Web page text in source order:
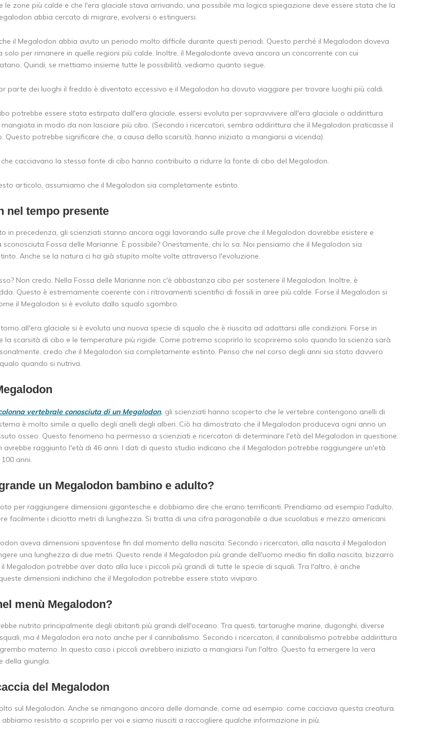
le zone più calde e che l'era glaciale stava arrivando, una possibile ma logica spiegazione deve essere stata che la
abbia cercato di migrare, evolversi o estinguersi.
il Megalodon abbia avuto un periodo molto difficile durante questi periodi. Questo perché il Megalodon doveva
solo per rimanere in quelle regioni più calde. Inoltre, il Megalodonte aveva ancora un concorrente con cui
Quindi, se mettiamo insieme tutte le possibilità, vediamo quanto segue.
parte dei luoghi il freddo è diventato eccessivo e il Megalodon ha dovuto viaggiare per trovare luoghi più caldi.
potrebbe essere stata estirpata dall'era glaciale, essersi evoluta per sopravvivere all'era glaciale o addirittura
in modo da non lasciare più cibo. (Secondo i ricercatori, sembra addirittura che il Megalodon praticasse il
Questo potrebbe significare che, a causa della scarsità, hanno iniziato a mangiarsi a vicenda).
cacciavano la stessa fonte di cibo hanno contribuito a ridurre la fonte di cibo del Megalodon.
articolo, assumiamo che il Megalodon sia completamente estinto.
nel tempo presente
in precedenza, gli scienziati stanno ancora oggi lavorando sulle prove che il Megalodon dovrebbe esistere e
Fossa delle Marianne. È possibile? Onestamente, chi lo sa. Noi pensiamo che il Megalodon sia
Anche se la natura ci ha già stupito molte volte attraverso l'evoluzione.
Non credo. Nella Fossa delle Marianne non c'è abbastanza cibo per sostenere il Megalodon. Inoltre, è
Questo è estremamente coerente con i ritrovamenti scientifici di fossili in aree più calde. Forse il Megalodon si
il Megalodon si è evoluto dallo squalo sgombro.
all'era glaciale si è evoluta una nuova specie di squalo che è riuscita ad adattarsi alle condizioni. Forse in
la scarsità di cibo e le temperature più rigide. Come potremo scoprirlo lo scopriremo solo quando la scienza sarà
credo che il Megalodon sia completamente estinto. Penso che nel corso degli anni sia stato davvero
quando si nutriva.
vertebrale conosciuta di un Megalodon, gli scienziati hanno scoperto che le vertebre contengono anelli di
è molto simile a quello degli anelli degli alberi. Ciò ha dimostrato che il Megalodon produceva ogni anno un
osseo. Questo fenomeno ha permesso a scienziati e ricercatori di determinare l'età del Megalodon in questione.
avrebbe raggiunto l'età di 46 anni. I dati di questo studio indicano che il Megalodon potrebbe raggiungere un'età
anni.
un Megalodon bambino e adulto?
per raggiungere dimensioni gigantesche e dobbiamo dire che erano terrificanti. Prendiamo ad esempio l'adulto,
facilmente i diciotto metri di lunghezza. Si tratta di una cifra paragonabile a due scuolabus e mezzo americani.
aveva dimensioni spaventose fin dal momento della nascita. Secondo i ricercatori, alla nascita il Megalodon
una lunghezza di due metri. Questo rende il Megalodon più grande dell'uomo medio fin dalla nascita, bizzarro
il Megalodon potrebbe aver dato alla luce i piccoli più grandi di tutte le specie di squali. Tra l'altro, è anche
dimensioni indichino che il Megalodon potrebbe essere stato viviparo.
menù Megalodon?
nutrito principalmente degli abitanti più grandi dell'oceano. Tra questi, tartarughe marine, dugonghi, diverse
ma il Megalodon era noto anche per il cannibalismo. Secondo i ricercatori, il cannibalismo potrebbe addirittura
materno. In questo caso i piccoli avrebbero iniziato a mangiarsi l'un l'altro. Questo fa emergere la vera
della giungla.
del Megalodon
sul Megalodon. Anche se rimangono ancora delle domande, come ad esempio: come cacciava questa creatura.
resistito a scoprirlo per voi e siamo riusciti a raccogliere qualche informazione in più.